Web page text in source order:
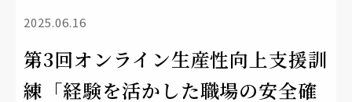
2025.06.16
第3回オンライン生産性向上支援訓
練「経験を活かした職場の安全確